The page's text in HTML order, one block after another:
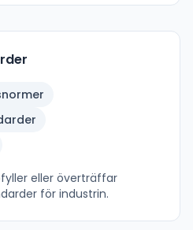
eller överträffar
för industrin.